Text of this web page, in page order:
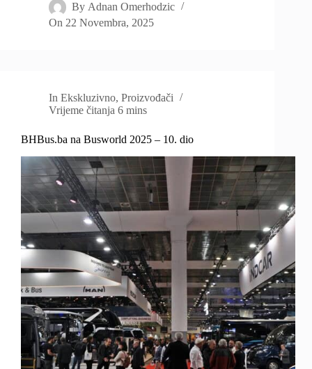
By Adnan Omerhodzic
On 22 Novembra, 2025
In Ekskluzivno,Proizvođači
Vrijeme čitanja 6 mins
BHBus.ba na Busworld 2025 – 10. dio